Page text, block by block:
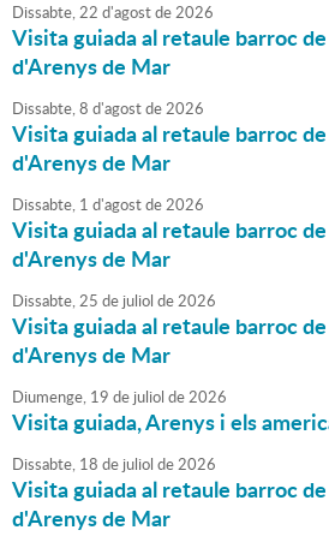
Dissabte,22 d'agostde2026
Visita guiada al retaule barroc
d'Arenys de Mar
Dissabte,8 d'agostde2026
Visita guiada al retaule barroc
d'Arenys de Mar
Dissabte, 1 d'agostde2026
Visita guiada al retaule barroc
d'Arenys de Mar
Dissabte,25 de juliol de2026
Visita guiada al retaule barroc
d'Arenys de Mar
Diumenge, 19 de juliol de2026
Visita guiada, Arenys i els
Dissabte, 18 de juliol de2026
Visita guiada al retaule barroc
d'Arenys de Mar